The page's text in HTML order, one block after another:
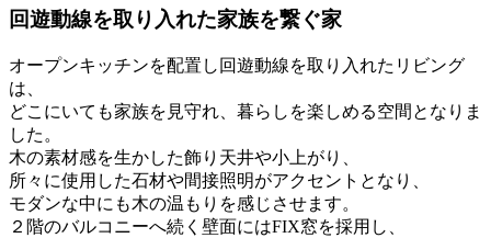
回遊動線を取り入れた家族を繋ぐ家
オープンキッチンを配置し回遊動線を取り入れたリビング
は、
どこにいても家族を見守れ、暮らしを楽しめる空間となりま
した。
木の素材感を生かした飾り天井や小上がり、
所々に使用した石材や間接照明がアクセントとなり、
モダンな中にも木の温もりを感じさせます。
２階のバルコニーへ続く壁面にはFIX窓を採用し、